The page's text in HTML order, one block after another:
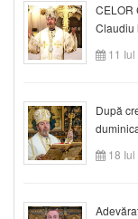
CELOR
Claudiu
11
După
18